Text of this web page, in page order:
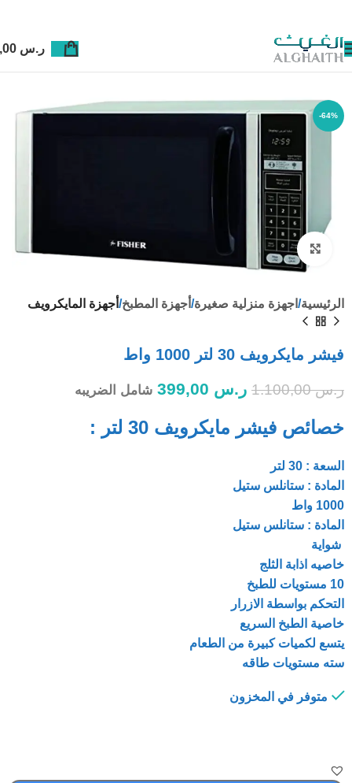
ر.س
-64%
Click to enlarge
الرئيسية اجهزة منزلية صغيرة أجهزة المطبخ أجهزة المايكرويف
فيشر مايكرويف 30 لتر 1000 واط
ر.س1.100,00 ر.س شامل الضريبه
خصائص فيشر مايكرويف 30 لتر :
السعة : 30 لتر
المادة : ستانلس ستيل
1000 واط
المادة : ستانلس ستيل
شواية
خاصيه اذابة الثلج
10 مستويات للطبخ
التحكم بواسطة الازرار
خاصية الطبخ السريع
يتسع لكميات كبيرة من الطعام
سته مستويات طاقه
متوفر في المخزون